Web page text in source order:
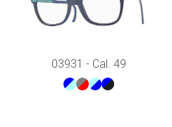
03931 - Cal. 49